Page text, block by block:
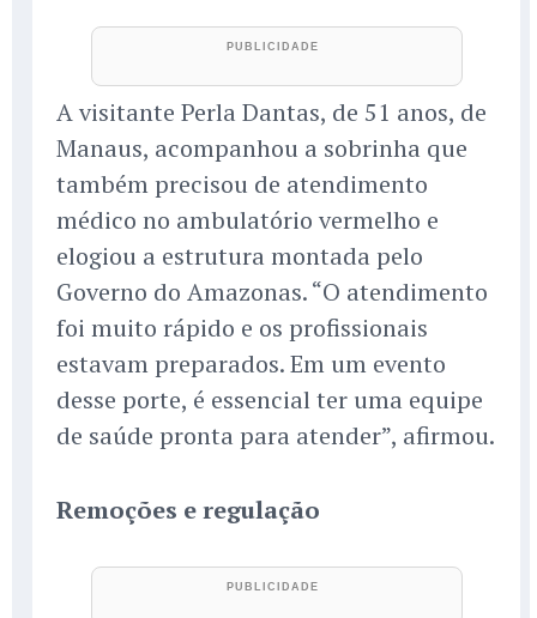
A visitante Perla Dantas, de 51 anos, de
Manaus, acompanhou a sobrinha que
também precisou de atendimento
médico no ambulatório vermelho e
elogiou a estrutura montada pelo
Governo do Amazonas. “O atendimento
foi muito rápido e os profissionais
estavam preparados. Em um evento
desse porte, é essencial ter uma equipe
de saúde pronta para atender”, afirmou.
Remoções e regulação